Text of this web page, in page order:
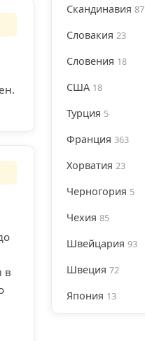
в
Скандинавия 87
Словакия 23
Словения 18
США 18
Турция 5
Франция 363
Хорватия 23
Черногория 5
Чехия 85
Швейцария 93
Швеция 72
Япония 13